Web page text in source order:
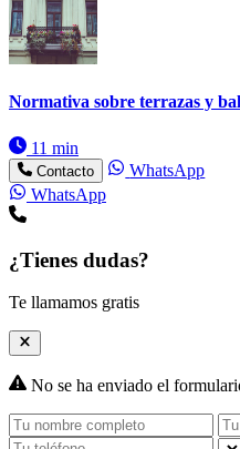
Normativa sobre terrazas y
11 min
Contacto
WhatsApp
WhatsApp
¿Tienes dudas?
Te llamamos gratis
No se ha enviado el